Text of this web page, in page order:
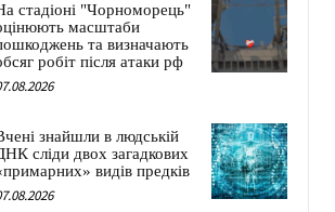
стадіоні "Чорноморець"
масштаби
та визначають
робіт після атаки рф
знайшли в людській
сліди двох загадкових
видів предків